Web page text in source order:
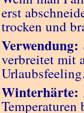
erst
trocken und
Verwendung:
verbreitet mit
Winterhärte:
Temperaturen